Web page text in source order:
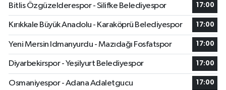
Bitlis Özgüzelderespor - Silifke Belediyespor 17:00
Kırıkkale Büyük Anadolu - Karaköprü Belediyespor 17:00
Yeni Mersin Idmanyurdu - Mazıdağı Fosfatspor 17:00
Diyarbekirspor - Yeşilyurt Belediyespor 17:00
Osmaniyespor - Adana Adaletgucu 17:00